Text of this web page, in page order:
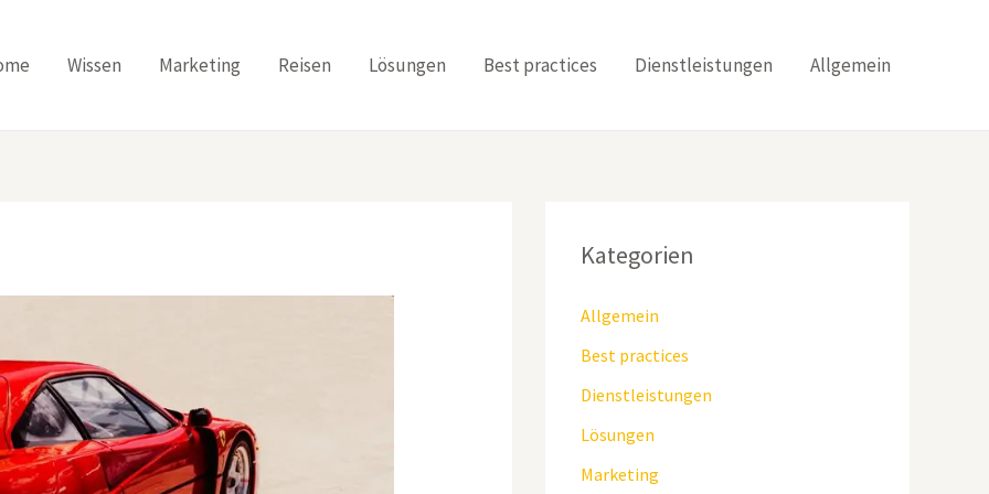
Wissen Marketing Reisen Lösungen Best practices Dienstleistungen Allgemein
Kategorien
Allgemein
Best practices
Dienstleistungen
Lösungen
Marketing